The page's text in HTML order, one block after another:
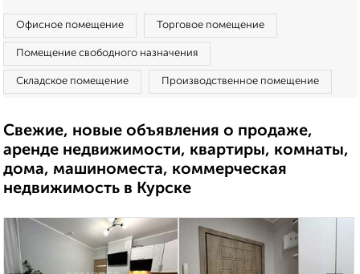
Офисное помещение Торговое помещение
Помещение свободного назначения
Складское помещение Производственное помещение
Свежие, новые объявления о продаже,
аренде недвижимости, квартиры, комнаты,
дома, машиноместа, коммерческая
недвижимость в Курске